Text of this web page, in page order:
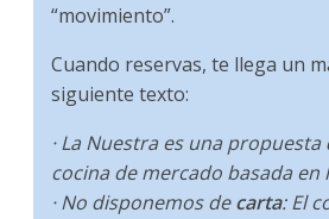
“movimiento”.
Cuando reservas, te llega un
siguiente texto:
· La Nuestra es una propuesta
cocina de mercado basada en
· No disponemos decarta: El